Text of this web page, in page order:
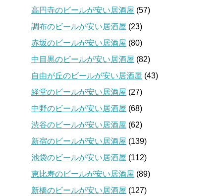
高円寺のビールが安い居酒屋 (57)
調布のビールが安い居酒屋 (23)
赤坂のビールが安い居酒屋 (80)
中目黒のビールが安い居酒屋 (82)
自由が丘のビールが安い居酒屋 (43)
経堂のビールが安い居酒屋 (27)
中野のビールが安い居酒屋 (68)
渋谷のビールが安い居酒屋 (62)
新宿のビールが安い居酒屋 (139)
池袋のビールが安い居酒屋 (112)
恵比寿のビールが安い居酒屋 (89)
新橋のビールが安い居酒屋 (127)